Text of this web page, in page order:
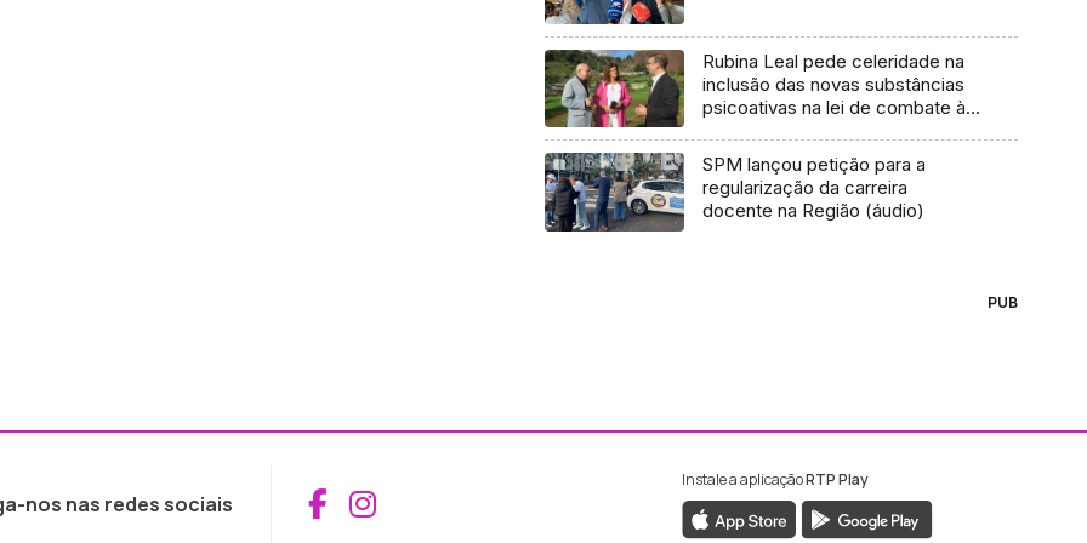
Rubina Leal pede celeridade na
inclusão das novas substâncias
psicoativas na lei de combate à
SPM lançou petição para a
regularização da carreira
docente na Região (áudio)
PUB
nos nas redes sociais Aceder ao Facebook da RTP Madeira
Aceder ao Instagram da RTP Madeira
Instale a aplicaçãoRTP Play